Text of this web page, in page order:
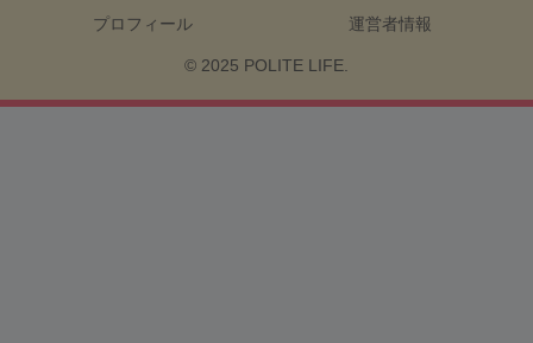
プロフィール
運営者情報
© 2025 POLITE LIFE.